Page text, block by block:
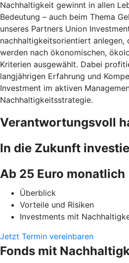
Nachhaltigkeit gewinnt in allen
Bedeutung – auch beim Thema
unseres Partners Union
nachhaltigkeitsorientiert anlegen,
werden nach ökonomischen,
Kriterien ausgewählt. Dabei
langjährigen Erfahrung und
Investment im aktiven
Nachhaltigkeitsstrategie.
Verantwortungsvoll
In die Zukunft
Ab 25 Euro monatlich
Überblick
Vorteile und Risiken
Investments mit
Jetzt Termin vereinbaren
Fonds mit